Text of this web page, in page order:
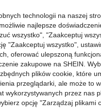
technologii na naszej
najlepsze
wszystko", "Zaakceptuj
"Zaakceptuj wszystko",
oferować ulepszoną
zakupowe na SHEIN.
plików cookie, które
przeglądarki, ale może to
wykorzystywanych przez nas
opcję "Zarządzaj plikami